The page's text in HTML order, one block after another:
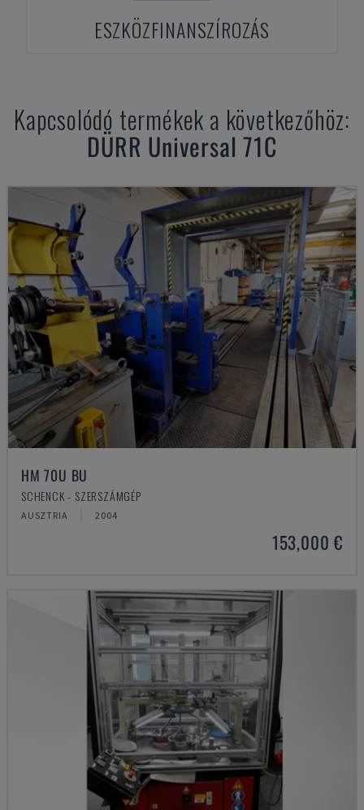
ESZKÖZFINANSZÍROZÁS
Kapcsolódó termékek a következőhöz:
DÜRR Universal 71C
HM 70U BU
SCHENCK - SZERSZÁMGÉP
AUSZTRIA 2004
153,000 €